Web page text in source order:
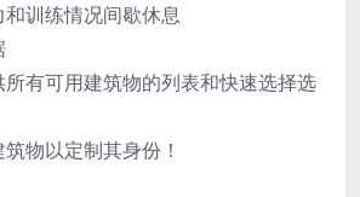
和训练情况间歇休息
有可用建筑物的列表和快速选择选
物以定制其身份！